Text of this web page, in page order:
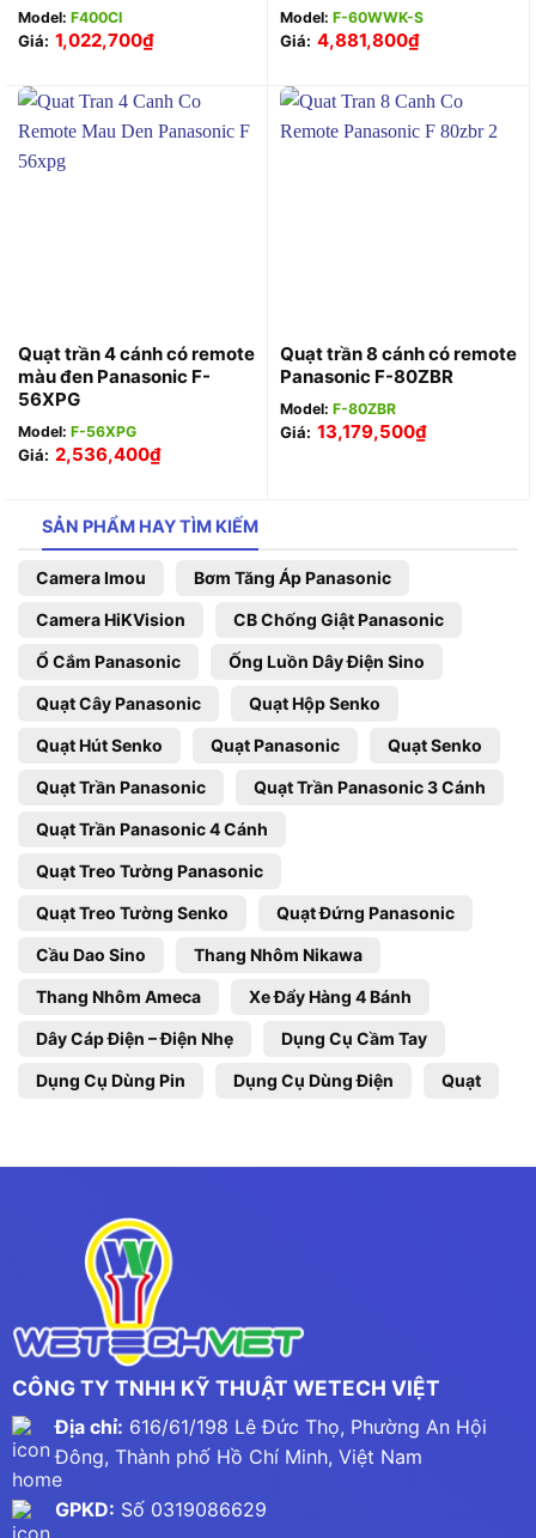
Model: F400CI
Giá: 1,022,700₫
Model: F-60WWK-S
Giá: 4,881,800₫
Quạt trần 4 cánh có remote
màu đen Panasonic F-
56XPG
Model: F-56XPG
Giá: 2,536,400₫
Quạt trần 8 cánh có remote
Panasonic F-80ZBR
Model: F-80ZBR
Giá: 13,179,500₫
SẢN PHẨM HAY TÌM KIẾM
Camera Imou Bơm Tăng Áp Panasonic
Camera HiKVision CB Chống Giật Panasonic
Ổ Cắm Panasonic Ống Luồn Dây Điện Sino
Quạt Cây Panasonic Quạt Hộp Senko
Quạt Hút Senko Quạt Panasonic Quạt Senko
Quạt Trần Panasonic Quạt Trần Panasonic 3 Cánh
Quạt Trần Panasonic 4 Cánh
Quạt Treo Tường Panasonic
Quạt Treo Tường Senko Quạt Đứng Panasonic
Cầu Dao Sino Thang Nhôm Nikawa
Thang Nhôm Ameca Xe Đẩy Hàng 4 Bánh
Dây Cáp Điện – Điện Nhẹ Dụng Cụ Cầm Tay
Dụng Cụ Dùng Pin Dụng Cụ Dùng Điện Quạt
CÔNG TY TNHH KỸ THUẬT WETECH VIỆT
Địa chỉ: 616/61/198 Lê Đức Thọ, Phường An Hội
Đông, Thành phố Hồ Chí Minh, Việt Nam
GPKD: Số 0319086629